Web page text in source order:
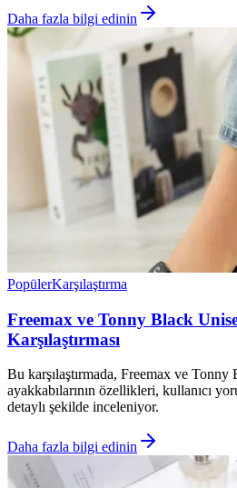
Daha fazla bilgi edinin
PopülerKarşılaştırma
Freemax ve Tonny Black
Karşılaştırması
Bu karşılaştırmada, Freemax ve
ayakkabılarının özellikleri, kullanıcı
detaylı şekilde inceleniyor.
Daha fazla bilgi edinin